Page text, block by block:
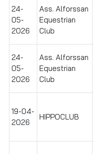
24-
05-
2026
Ass. Alforssan
Equestrian
Club
24-
05-
2026
Ass. Alforssan
Equestrian
Club
19-04-
2026
HIPPOCLUB